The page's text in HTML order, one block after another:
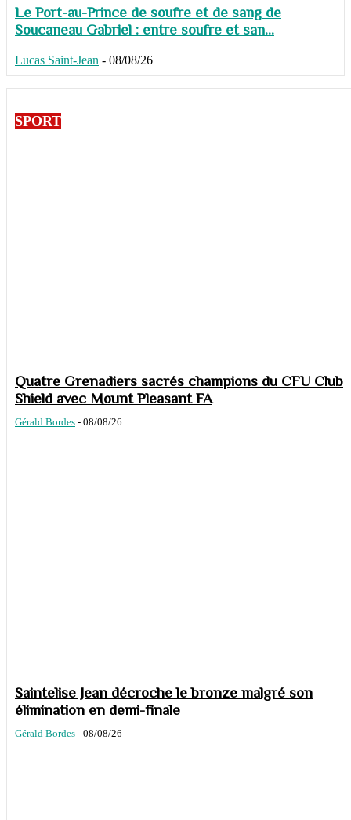
Le Port-au-Prince de soufre et de sang de
Soucaneau Gabriel : entre soufre et san...
Lucas Saint-Jean - 08/08/26
SPORT
Quatre Grenadiers sacrés champions du CFU Club
Shield avec Mount Pleasant FA
Gérald Bordes - 08/08/26
Saintelise Jean décroche le bronze malgré son
élimination en demi-finale
Gérald Bordes - 08/08/26